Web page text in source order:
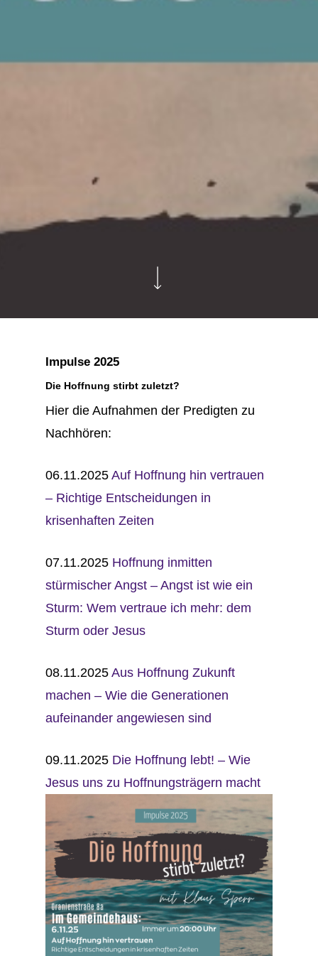
Impulse 2025
Die Hoffnung stirbt zuletzt?
Hier die Aufnahmen der Predigten zu
Nachhören:
06.11.2025Auf Hoffnung hin vertrauen
– Richtige Entscheidungen in
krisenhaften Zeiten
07.11.2025 Hoffnung inmitten
stürmischer Angst – Angst ist wie ein
Sturm: Wem vertraue ich mehr: dem
Sturm oder Jesus
08.11.2025Aus Hoffnung Zukunft
machen – Wie die Generationen
aufeinander angewiesen sind
09.11.2025 Die Hoffnung lebt! – Wie
Jesus uns zu Hoffnungsträgern macht